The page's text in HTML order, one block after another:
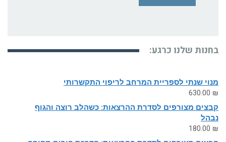
בחנות שלנו כרגע:
מנוי שנתי לספריית המרחב לריפוי התקשרותי
630.00 ₪
קבצים מצורפים לסדרת ההרצאות: כשהלב רוצה והגוף
נבהל
180.00 ₪